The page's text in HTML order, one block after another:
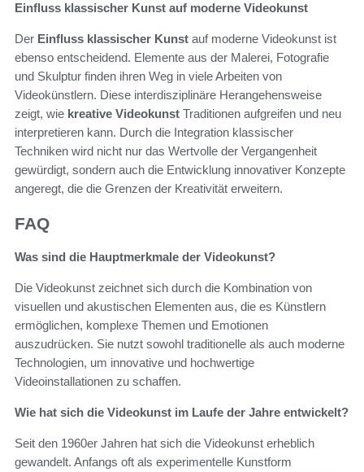
Einfluss klassischer Kunst auf moderne Videokunst
Der Einfluss klassischer Kunst auf moderne Videokunst ist
ebenso entscheidend. Elemente aus der Malerei, Fotografie
und Skulptur finden ihren Weg in viele Arbeiten von
Videokünstlern. Diese interdisziplinäre Herangehensweise
zeigt, wie kreative Videokunst Traditionen aufgreifen und neu
interpretieren kann. Durch die Integration klassischer
Techniken wird nicht nur das Wertvolle der Vergangenheit
gewürdigt, sondern auch die Entwicklung innovativer Konzepte
angeregt, die die Grenzen der Kreativität erweitern.
FAQ
Was sind die Hauptmerkmale der Videokunst?
Die Videokunst zeichnet sich durch die Kombination von
visuellen und akustischen Elementen aus, die es Künstlern
ermöglichen, komplexe Themen und Emotionen
auszudrücken. Sie nutzt sowohl traditionelle als auch moderne
Technologien, um innovative und hochwertige
Videoinstallationen zu schaffen.
Wie hat sich die Videokunst im Laufe der Jahre entwickelt?
Seit den 1960er Jahren hat sich die Videokunst erheblich
gewandelt. Anfangs oft als experimentelle Kunstform